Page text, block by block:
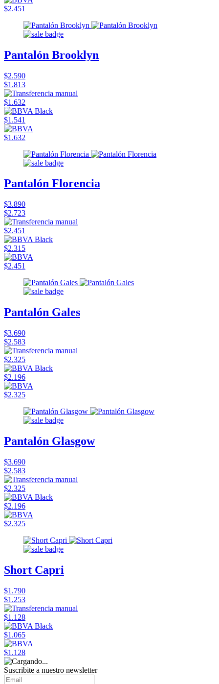
$2.451
Pantalón Brooklyn
$2.590
$1.813
$1.632
$1.541
$1.632
Pantalón Florencia
$3.890
$2.723
$2.451
$2.315
$2.451
Pantalón Gales
$3.690
$2.583
$2.325
$2.196
$2.325
Pantalón Glasgow
$3.690
$2.583
$2.325
$2.196
$2.325
Short Capri
$1.790
$1.253
$1.128
$1.065
$1.128
Suscribite a nuestro newsletter